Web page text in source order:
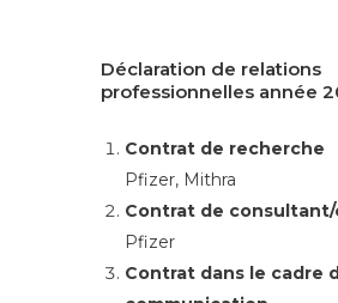
Déclaration de relations
professionnelles année
Contrat de recherche
Pfizer, Mithra
Contrat de consultant/
Pfizer
Contrat dans le cadre